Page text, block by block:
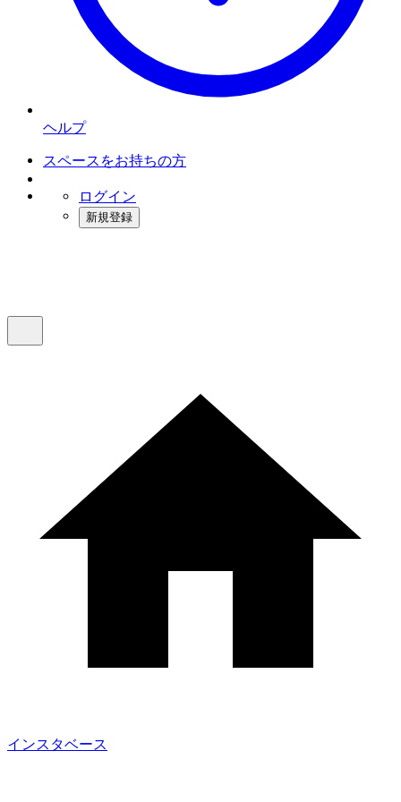
ヘルプ
スペースをお持ちの方
ログイン
新規登録
インスタベース